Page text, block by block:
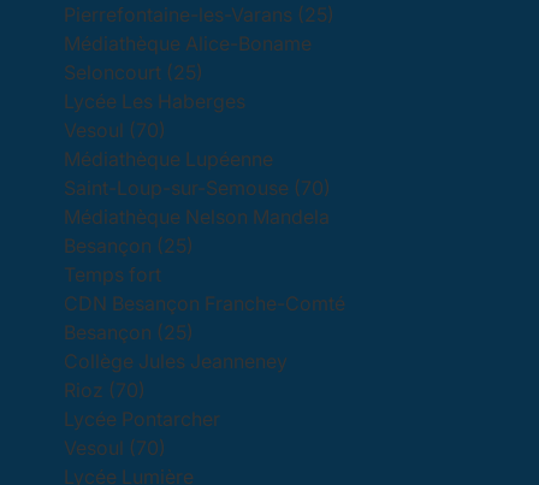
Pierrefontaine-les-Varans (25)
Médiathèque Alice-Boname
Seloncourt (25)
Lycée Les Haberges
Vesoul (70)
Médiathèque Lupéenne
Saint-Loup-sur-Semouse (70)
Médiathèque Nelson Mandela
Besançon (25)
Temps fort
CDN Besançon Franche-Comté
Besançon (25)
Collège Jules Jeanneney
Rioz (70)
Lycée Pontarcher
Vesoul (70)
Lycée Lumière